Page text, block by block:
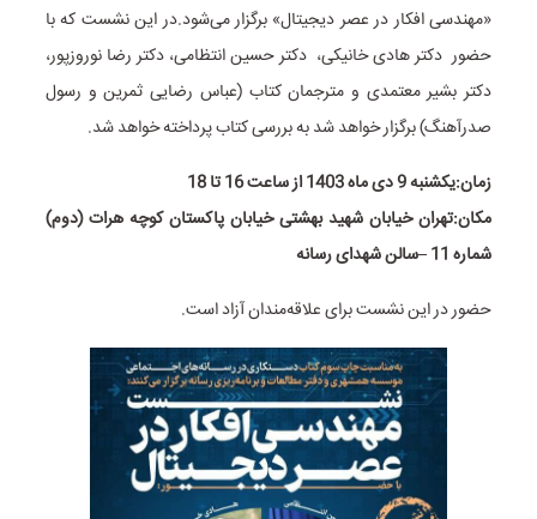
«مهندسی افکار در عصر دیجیتال» برگزار می‌شود.در این نشست که با
حضور دکتر هادی خانیکی، دکتر حسین انتظامی، دکتر رضا نوروزپور،
دکتر بشیر معتمدی و مترجمان کتاب (عباس رضایی ثمرین و رسول
صدرآهنگ) برگزار خواهد شد به بررسی کتاب پرداخته خواهد شد.
زمان:یکشنبه 9 دی ماه 1403 از ساعت 16 تا 18
مکان:تهران خیابان شهید بهشتی خیابان پاکستان کوچه هرات (دوم)
شماره 11 –سالن شهدای رسانه
حضور در این نشست برای علاقه‌مندان آزاد است.